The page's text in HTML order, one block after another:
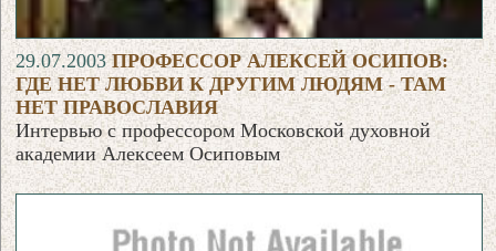
29.07.2003ПРОФЕССОР АЛЕКСЕЙ ОСИПОВ:
ГДЕ НЕТ ЛЮБВИ К ДРУГИМ ЛЮДЯМ - ТАМ
НЕТ ПРАВОСЛАВИЯ
Интервью с профессором Московской духовной
академии Алексеем Осиповым